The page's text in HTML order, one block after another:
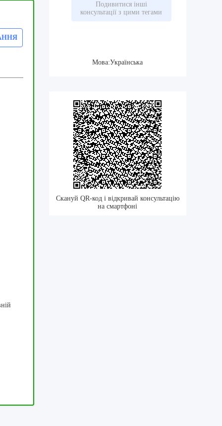
Подивитися інші
консультації з цими тегами
Мова:Українська
Скануй QR-код і відкривай консультацію
на смартфоні